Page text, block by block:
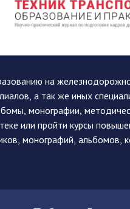
на
а так же иных
монографии,
или пройти курсы
монографий,